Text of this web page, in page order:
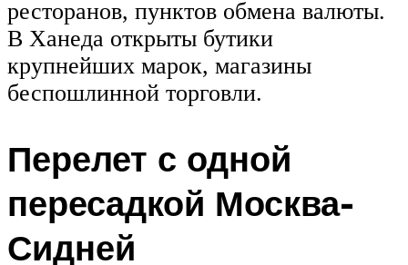
ресторанов, пунктов обмена валюты.
В Ханеда открыты бутики
крупнейших марок, магазины
беспошлинной торговли.
Перелет с одной
пересадкой Москва-
Сидней